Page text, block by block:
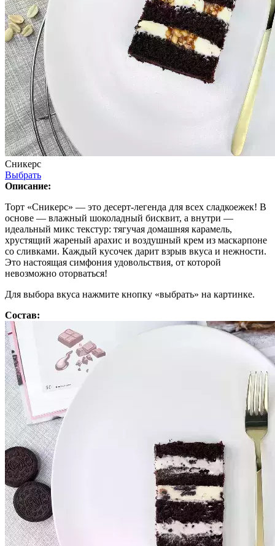
Сникерс
Выбрать
Описание:
Торт «Сникерс» — это десерт-легенда для всех сладкоежек! В
основе — влажный шоколадный бисквит, а внутри —
идеальный микс текстур: тягучая домашняя карамель,
хрустящий жареный арахис и воздушный крем из маскарпоне
со сливками. Каждый кусочек дарит взрыв вкуса и нежности.
Это настоящая симфония удовольствия, от которой
невозможно оторваться!
Для выбора вкуса нажмите кнопку «выбрать» на картинке.
Состав: